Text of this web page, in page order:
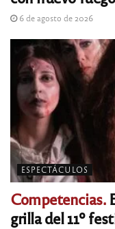
6 de agosto de 2026
ESPECTÁCULOS
Competencias.
grilla del 11º